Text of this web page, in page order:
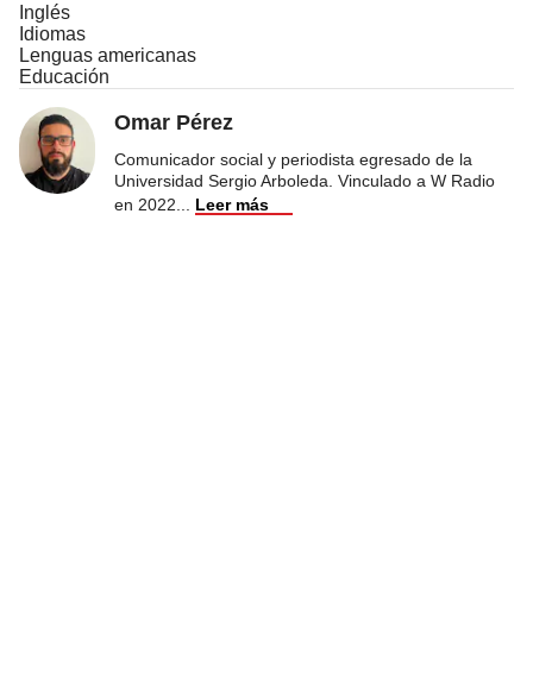
Inglés
Idiomas
Lenguas americanas
Educación
Omar Pérez
Comunicador social y periodista egresado de la
Universidad Sergio Arboleda. Vinculado a W Radio
en 2022
Leer más